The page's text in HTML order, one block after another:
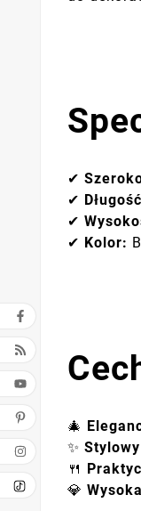
✔
✔
✔
✔ Kolor:
🎄
✨
🍴
💎